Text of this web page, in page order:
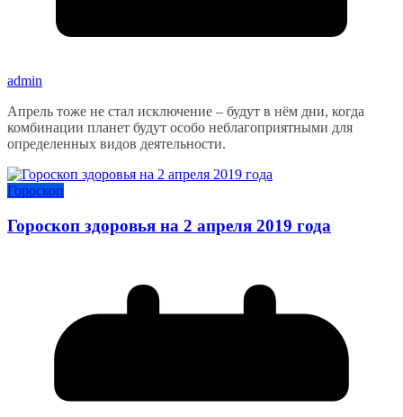
admin
Апрель тоже не стал исключение – будут в нём дни, когда
комбинации планет будут особо неблагоприятными для
определенных видов деятельности.
Гороскоп
Гороскоп здоровья на 2 апреля 2019 года